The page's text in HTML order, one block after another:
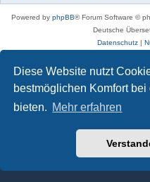
Diese Website nutzt
bestmöglichen Komfort bei
bieten. Mehr erfahren
Powered by phpBB® Forum Software ©
Deutsche
Datenschutz|